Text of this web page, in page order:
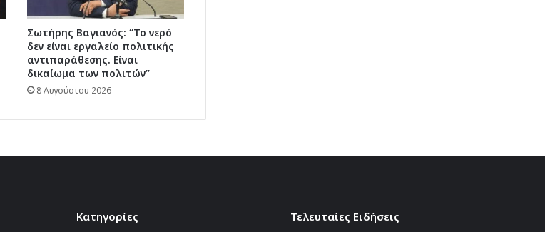
Σωτήρης Βαγιανός: “Το νερό
δεν είναι εργαλείο πολιτικής
αντιπαράθεσης. Είναι
δικαίωμα των πολιτών”
8 Αυγούστου 2026
Kατηγορίες Τελευταίες Ειδήσεις